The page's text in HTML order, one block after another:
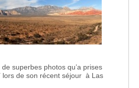
superbes photos qu’a prises
lors de son récent séjour à Las